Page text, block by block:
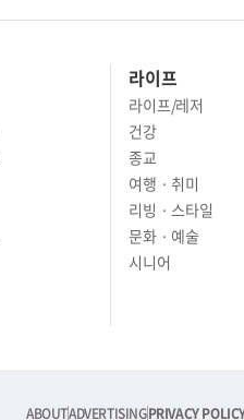
라이프
라이프/레저
건강
종교
여행 · 취미
리빙 · 스타일
문화 · 예술
시니어
ABOUTADVERTISINGPRIVACY